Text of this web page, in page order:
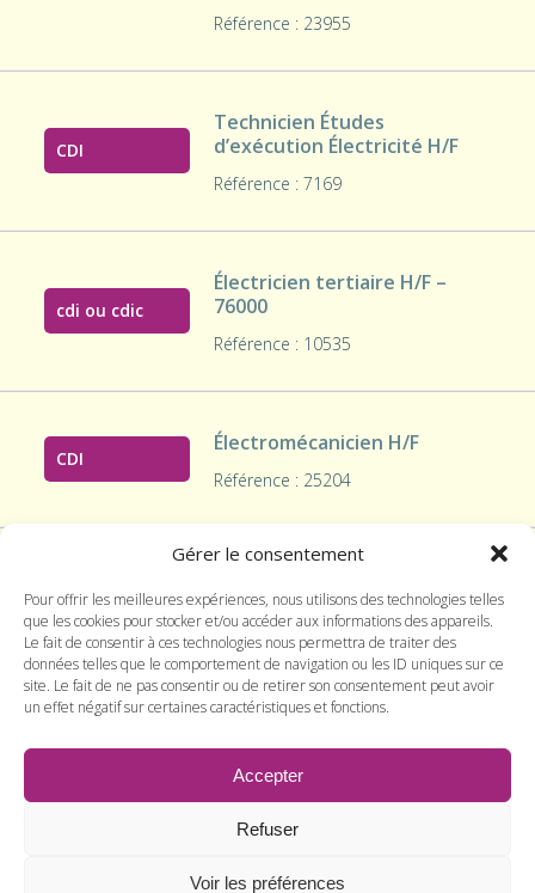
Gérer le consentement
Pour offrir les meilleures expériences, nous utilisons des technologies telles
que les cookies pour stocker et/ou accéder aux informations des appareils.
Le fait de consentir à ces technologies nous permettra de traiter des
données telles que le comportement de navigation ou les ID uniques sur ce
site. Le fait de ne pas consentir ou de retirer son consentement peut avoir
un effet négatif sur certaines caractéristiques et fonctions.
Accepter
Refuser
Voir les préférences
Référence : 23955
CDI
Technicien Études
d’exécution Électricité H/F
Référence : 7169
cdi ou cdic
Électricien tertiaire H/F –
76000
Référence : 10535
CDI
Électromécanicien H/F
Référence : 25204
CDI
construction
Référence : 24104
Mentions légales| Réalisation et conception